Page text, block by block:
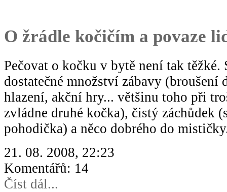
O žrádle kočičím a povaze
Pečovat o kočku v bytě není tak těžké.
dostatečné množství zábavy (broušení
hlazení, akční hry... většinu toho při
zvládne druhé kočka), čistý záchůdek
pohodička) a něco dobrého do
21. 08. 2008, 22:23
Komentářů: 14
Číst dál...